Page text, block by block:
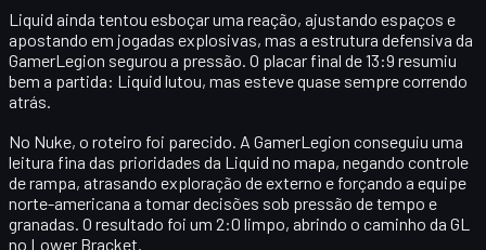
Liquid ainda tentou esboçar uma reação, ajustando espaços e
apostando em jogadas explosivas, mas a estrutura defensiva da
GamerLegion segurou a pressão. O placar final de13:9 resumiu
bem a partida: Liquid lutou, mas esteve quase sempre correndo
atrás.
No Nuke, o roteiro foi parecido. A GamerLegion conseguiu uma
leitura fina das prioridades da Liquid no mapa, negando controle
de rampa, atrasando exploração de externo e forçando a equipe
norte-americana a tomar decisões sob pressão de tempo e
granadas. O resultado foi um 2:0 limpo, abrindo o caminho da GL
no Lower Bracket.